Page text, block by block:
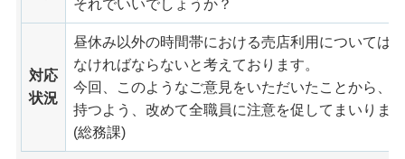
それでいいでしょうか？
対応
状況
昼休み以外の時間帯における売店利用については
なければならないと考えております。
今回、このようなご意見をいただいたことから、
持つよう、改めて全職員に注意を促してまいりま
(総務課)